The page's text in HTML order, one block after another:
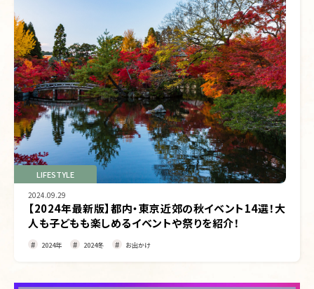
LIFESTYLE
2024.09.29
【2024年最新版】都内・東京近郊の秋イベント14選！大
人も子どもも楽しめるイベントや祭りを紹介！
2024年 2024冬 お出かけ